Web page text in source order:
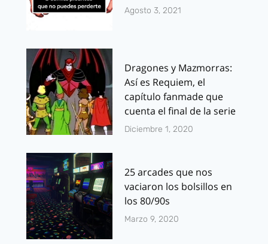
Agosto 3, 2021
Dragones y Mazmorras:
Así es Requiem, el
capítulo fanmade que
cuenta el final de la serie
Diciembre 1, 2020
25 arcades que nos
vaciaron los bolsillos en
los 80/90s
Marzo 9, 2020